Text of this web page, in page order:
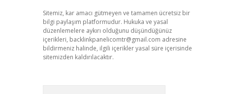
Sitemiz, kar amacı gütmeyen ve tamamen ücretsiz bir
bilgi paylaşım platformudur. Hukuka ve yasal
düzenlemelere aykırı olduğunu düşündüğünüz
içerikleri, backlinkpanelicomtr@gmail.com adresine
bildirmeniz halinde, ilgili içerikler yasal süre içerisinde
sitemizden kaldırılacaktır.